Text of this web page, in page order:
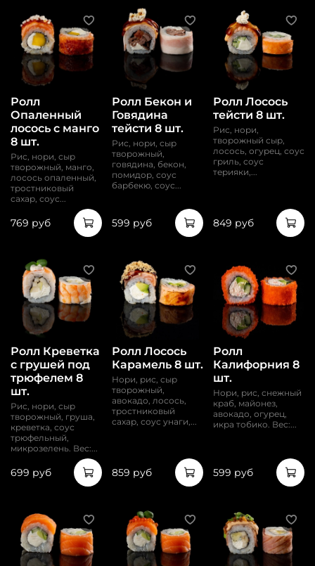
Ролл
Опаленный
лосось с манго
8 шт.
Рис, нори, сыр
творожный, манго,
лосось опаленный,
тростниковый
сахар, соус...
769 руб
Ролл Бекон и
Говядина
тейсти 8 шт.
Рис, нори, сыр
творожный,
говядина, бекон,
помидор, соус
барбекю, соус...
599 руб
Ролл Лосось
тейсти 8 шт.
Рис, нори,
творожный сыр,
лосось, огурец, соус
гриль, соус
терияки,...
849 руб
Ролл Креветка
с грушей под
трюфелем 8
шт.
Рис, нори, сыр
творожный, груша,
креветка, соус
трюфельный,
микрозелень. Вес:...
699 руб
Ролл Лосось
Карамель 8 шт.
Нори, рис, сыр
творожный,
авокадо, лосось,
тростниковый
сахар, соус унаги,...
859 руб
Ролл
Калифорния 8
шт.
Нори, рис, снежный
краб, майонез,
авокадо, огурец,
икра тобико. Вес:...
599 руб